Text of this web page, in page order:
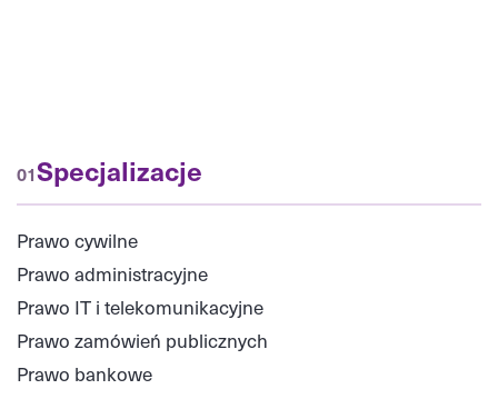
01Specjalizacje
Prawo cywilne
Prawo administracyjne
Prawo IT i telekomunikacyjne
Prawo zamówień publicznych
Prawo bankowe